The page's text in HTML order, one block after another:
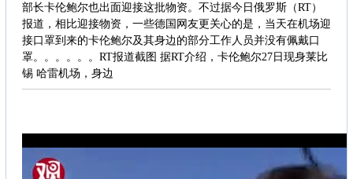
部长卡伦鲍尔也出面迎接这批物资。不过据今日俄罗斯（RT）
报道，相比迎接物资，一些德国网友更关心的是，当天在机场迎
接口罩到来的卡伦鲍尔及其身边的部分工作人员并没有佩戴口
罩。。。。。。RT报道截图 据RT介绍，卡伦鲍尔27日现身莱比
锡 哈雷机场，身边